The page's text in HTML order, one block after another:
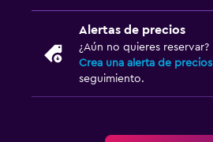
Alertas de precios
¿Aún no quieres reservar?
Crea una alerta de precios
seguimiento.